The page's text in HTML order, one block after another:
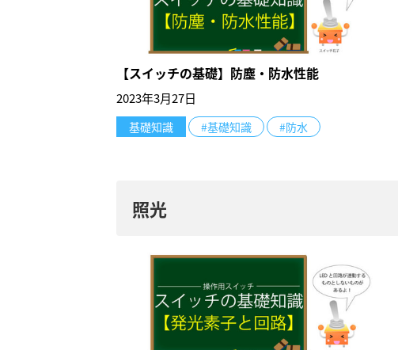
【スイッチの基礎】防塵・防水性能
2023年3月27日
基礎知識 #基礎知識 #防水
照光